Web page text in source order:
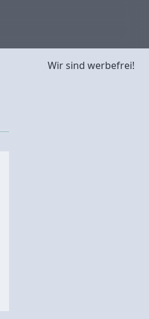
Wir sind werbefrei!